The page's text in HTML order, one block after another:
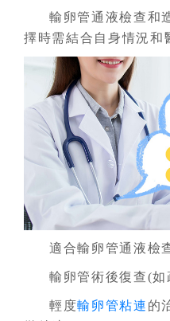
輸卵管通液檢查和
擇時需結合自身情況和
適合輸卵管通液檢
輸卵管術後復查(
輕度輸卵管粘連 的